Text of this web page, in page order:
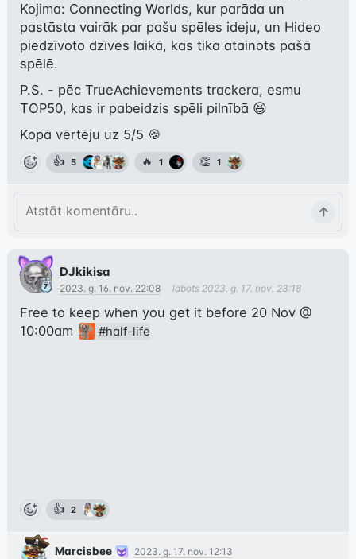
Kojima: Connecting Worlds, kur parāda un
pastāsta vairāk par pašu spēles ideju, un Hideo
piedzīvoto dzīves laikā, kas tika atainots pašā
spēlē.
P.S. - pēc TrueAchievements trackera, esmu
TOP50, kas ir pabeidzis spēli pilnībā 😆
Kopā vērtēju uz 5/5 🍪
👍 5 🔥 1 👏 1
DJkikisa
2023. g. 16. nov. 22:08 labots 2023. g. 17. nov. 23:18
Free to keep when you get it before 20 Nov @
10:00am
#half-life
👍 2
Marcisbee 2023. g. 17. nov. 12:13